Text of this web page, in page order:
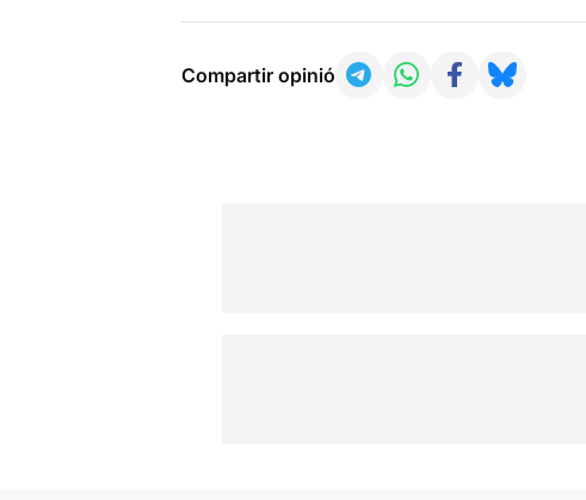
Compartir opinió